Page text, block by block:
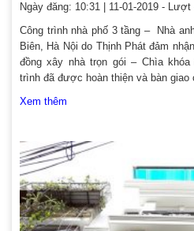
Ngày đăng: 10:31 | 11-01-2019 -
Công trình nhà phố 3 tầng – Nhà
Biên, Hà Nội do Thịnh Phát đảm
đồng xây nhà trọn gói – Chìa khóa
trình đã được hoàn thiện và bàn
Xem thêm